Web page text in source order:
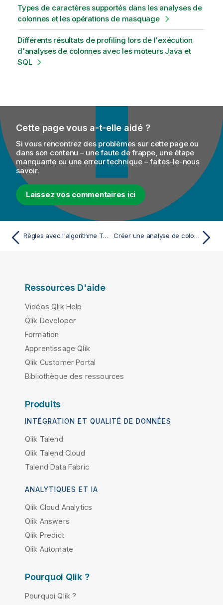
Types de caractères supportés dans les analyses de
colonnes et les opérations de masquage
Différents résultats de profiling lors de l'exécution
d'analyses de colonnes avec les moteurs Java et
SQL
Cette page vous a-t-elle aidé ?
Si vous rencontrez des problèmes sur cette page ou
dans son contenu – une faute de frappe, une étape
manquante ou une erreur technique – faites-le-nous
savoir.
Laissez vos commentaires ici
Règles avec l'algorithme T-Swoosh Créer une analyse de colonnes
Ressources D'aide
Vidéos Qlik Help
Qlik Developer
Formation
Apprentissage Qlik
Qlik Customer Portal
Bibliothèque des ressources
Produits
INTÉGRATION ET QUALITÉ DE DONNÉES
Qlik Talend
Qlik Talend Cloud
Talend Data Fabric
ANALYTIQUES ET IA
Qlik Cloud Analytics
Qlik Answers
Qlik Predict
Qlik Automate
Pourquoi Qlik ?
Pourquoi Qlik ?